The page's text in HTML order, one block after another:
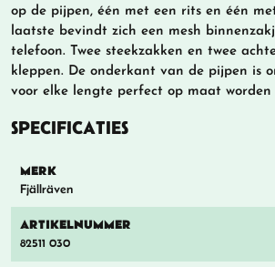
op de pijpen, één met een rits en één
laatste bevindt zich een mesh
telefoon. Twee steekzakken en twee
kleppen. De onderkant van de pijpen is
voor elke lengte perfect op maat worden
SPECIFICATIES
MERK
Fjällräven
ARTIKELNUMMER
82511 030